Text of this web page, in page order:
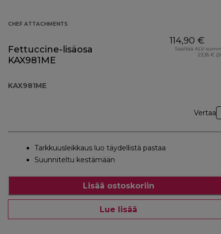
CHEF ATTACHMENTS
Fettuccine-lisäosa
KAX981ME
KAX981ME
114,90 €
Sisältää ALV-
23,35 €
Vertaa
Tarkkuusleikkaus luo täydellistä pastaa
Suunniteltu kestämään
Lisää ostoskoriin
Lue lisää